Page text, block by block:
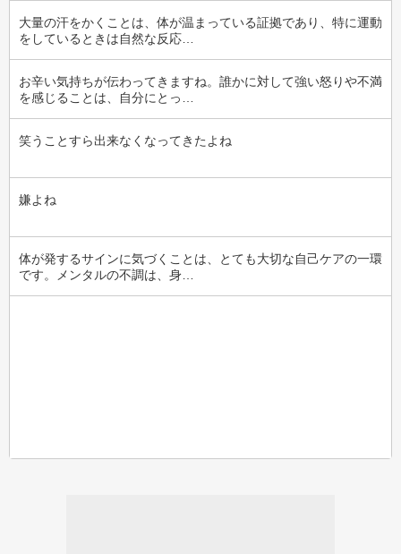
大量の汗をかくことは、体が温まっている証拠であり、特に運動
をしているときは自然な反応…
お辛い気持ちが伝わってきますね。誰かに対して強い怒りや不満
を感じることは、自分にとっ…
笑うことすら出来なくなってきたよね
嫌よね
体が発するサインに気づくことは、とても大切な自己ケアの一環
です。メンタルの不調は、身…